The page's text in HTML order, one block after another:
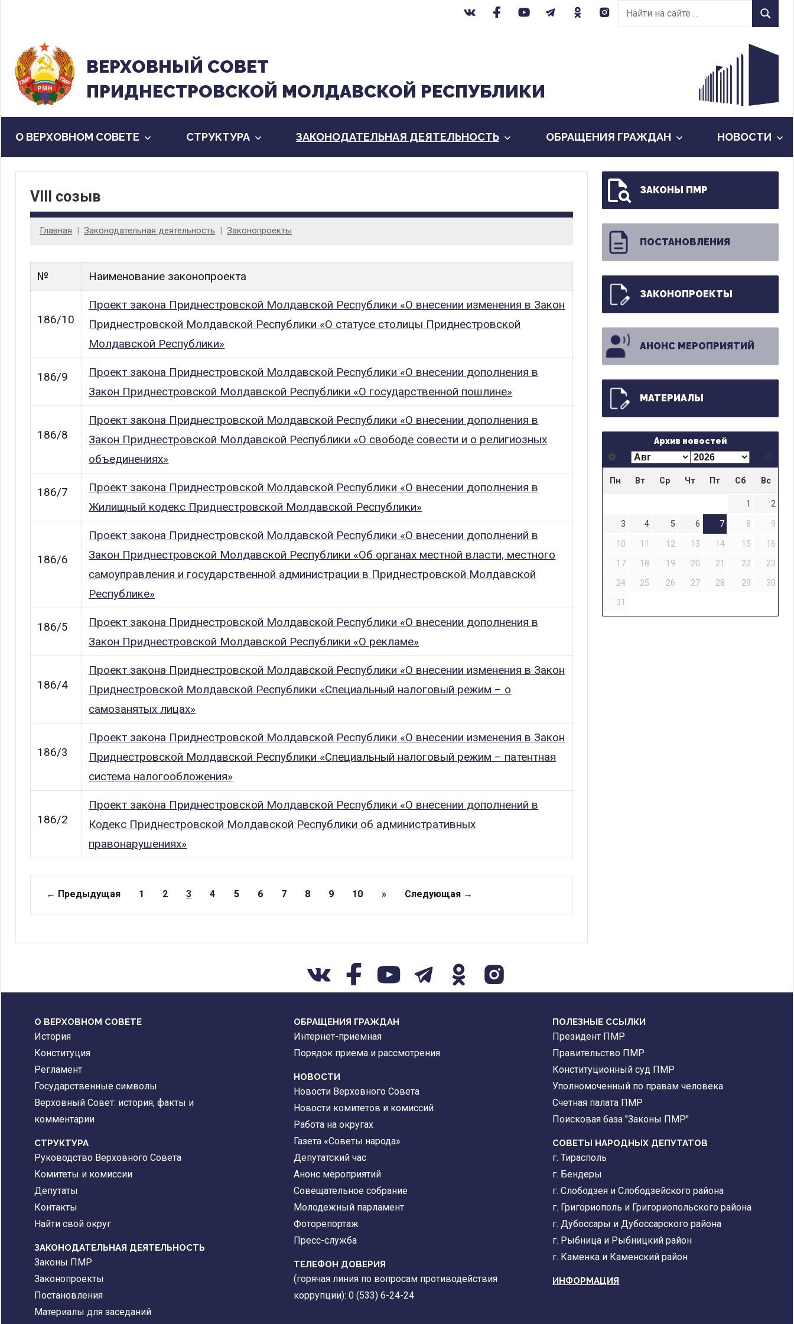
содержанию
Найти
на
Найти
ВЕРХОВНЫЙ CОВЕТ
ПРИДНЕСТРОВСКОЙ МОЛДАВСКОЙ РЕСПУБЛИКИ
О ВЕРХОВНОМ СОВЕТЕ CТРУКТУРА ЗАКОНОДАТЕЛЬНАЯ ДЕЯТЕЛЬНОСТЬ ОБРАЩЕНИЯ ГРАЖДАН НОВОСТИ
VIII созыв
Главная Законодательная деятельность Законопроекты
№ Наименование законопроекта
186/10
Проект закона Приднестровской Молдавской Республики «О внесении изменения в Закон
Приднестровской Молдавской Республики «О статусе столицы Приднестровской
Молдавской Республики»
186/9
Проект закона Приднестровской Молдавской Республики «О внесении дополнения в
Закон Приднестровской Молдавской Республики «О государственной пошлине»
186/8
Проект закона Приднестровской Молдавской Республики «О внесении дополнения в
Закон Приднестровской Молдавской Республики «О свободе совести и о религиозных
объединениях»
186/7
Проект закона Приднестровской Молдавской Республики «О внесении дополнения в
Жилищный кодекс Приднестровской Молдавской Республики»
186/6
Проект закона Приднестровской Молдавской Республики «О внесении дополнений в
Закон Приднестровской Молдавской Республики «Об органах местной власти, местного
самоуправления и государственной администрации в Приднестровской Молдавской
Республике»
186/5
Проект закона Приднестровской Молдавской Республики «О внесении дополнения в
Закон Приднестровской Молдавской Республики «О рекламе»
186/4
Проект закона Приднестровской Молдавской Республики «О внесении изменения в Закон
Приднестровской Молдавской Республики «Специальный налоговый режим – о
самозанятых лицах»
186/3
Проект закона Приднестровской Молдавской Республики «О внесении изменения в Закон
Приднестровской Молдавской Республики «Специальный налоговый режим – патентная
система налогообложения»
186/2
Проект закона Приднестровской Молдавской Республики «О внесении дополнений в
Кодекс Приднестровской Молдавской Республики об административных
правонарушениях»
Страницы
← Предыдущая 1 2 3 4 5 6 7 8 9 10 » Следующая →
ЗАКОНЫ ПМР
ПОСТАНОВЛЕНИЯ
ЗАКОНОПРОЕКТЫ
АНОНС МЕРОПРИЯТИЙ
МАТЕРИАЛЫ
Архив новостей
Пн Вт Ср Чт Пт Сб Вс
1
2
3
4 5 6 7 8
9
10
11 12 13 14 15
16
17
18 19 20 21 22
23
24
25 26 27 28 29
30
31
О ВЕРХОВНОМ СОВЕТЕ
История
Конституция
Регламент
Государственные символы
Верховный Совет: история, факты и
комментарии
CТРУКТУРА
Руководство Верховного Совета
Комитеты и комиссии
Депутаты
Контакты
Найти свой округ
ЗАКОНОДАТЕЛЬНАЯ ДЕЯТЕЛЬНОСТЬ
Законы ПМР
Законопроекты
Постановления
Материалы для заседаний
ОБРАЩЕНИЯ ГРАЖДАН
Интернет-приемная
Порядок приема и рассмотрения
НОВОСТИ
Новости Верховного Совета
Новости комитетов и комиссий
Работа на округах
Газета «Советы народа»
Депутатский час
Анонс мероприятий
Совещательное собрание
Молодежный парламент
Фоторепортаж
Пресс-служба
ТЕЛЕФОН ДОВЕРИЯ
(горячая линия по вопросам противодействия
коррупции): 0 (533) 6-24-24
ПОЛЕЗНЫЕ ССЫЛКИ
Президент ПМР
Правительство ПМР
Конституционный суд ПМР
Уполномоченный по правам человека
Счетная палата ПМР
Поисковая база "Законы ПМР"
СОВЕТЫ НАРОДНЫХ ДЕПУТАТОВ
г. Тирасполь
г. Бендеры
г. Слободзея и Слободзейского района
г. Григориополь и Григориопольского района
г. Дубоссары и Дубоссарского района
г. Рыбница и Рыбницкий район
г. Каменка и Каменский район
ИНФОРМАЦИЯ